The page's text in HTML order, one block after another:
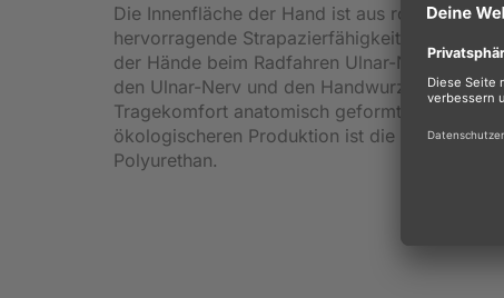
Die Innenfläche der Hand ist aus robustem,
hervorragende Strapazierfähigkeit
der Hände beim Radfahren Ulnar-Nerve &
den Ulnar-Nerv und den Handwurzelkanal
Tragekomfort anatomisch geformt.
ökologischeren Produktion ist die Polsterung
Polyurethan.